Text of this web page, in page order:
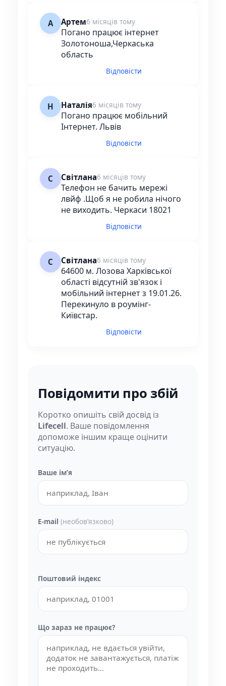
А Артем6 місяців тому
Погано працює інтернет
Золотоноша,Черкаська
область
Відповісти
Н Наталія6 місяців тому
Погано працює мобільний
Інтернет. Львів
Відповісти
С Світлана6 місяців тому
Телефон не бачить мережі
лвйф .Щоб я не робила нічого
не виходить. Черкаси 18021
Відповісти
С Світлана6 місяців тому
64600 м. Лозова Харківської
області відсутній зв'язок і
мобільний інтернет з 19.01.26.
Перекинуло в роумінг-
Київстар.
Відповісти
Повідомити про збій
Коротко опишіть свій досвід із
Lifecell. Ваше повідомлення
допоможе іншим краще оцінити
ситуацію.
Ваше імʼя
E-mail (необовʼязково)
Поштовий індекс
Що зараз не працює?